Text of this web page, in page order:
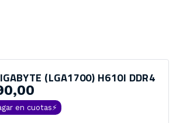
(LGA1700) H610I DDR4
en cuotas⚡